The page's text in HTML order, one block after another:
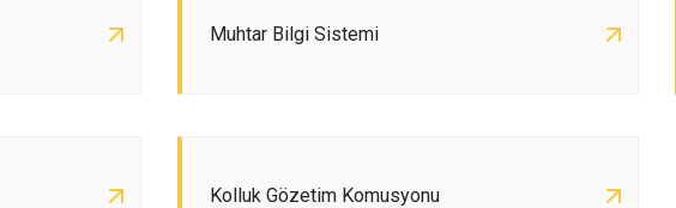
Muhtar Bilgi Sistemi
Kolluk Gözetim Komusyonu